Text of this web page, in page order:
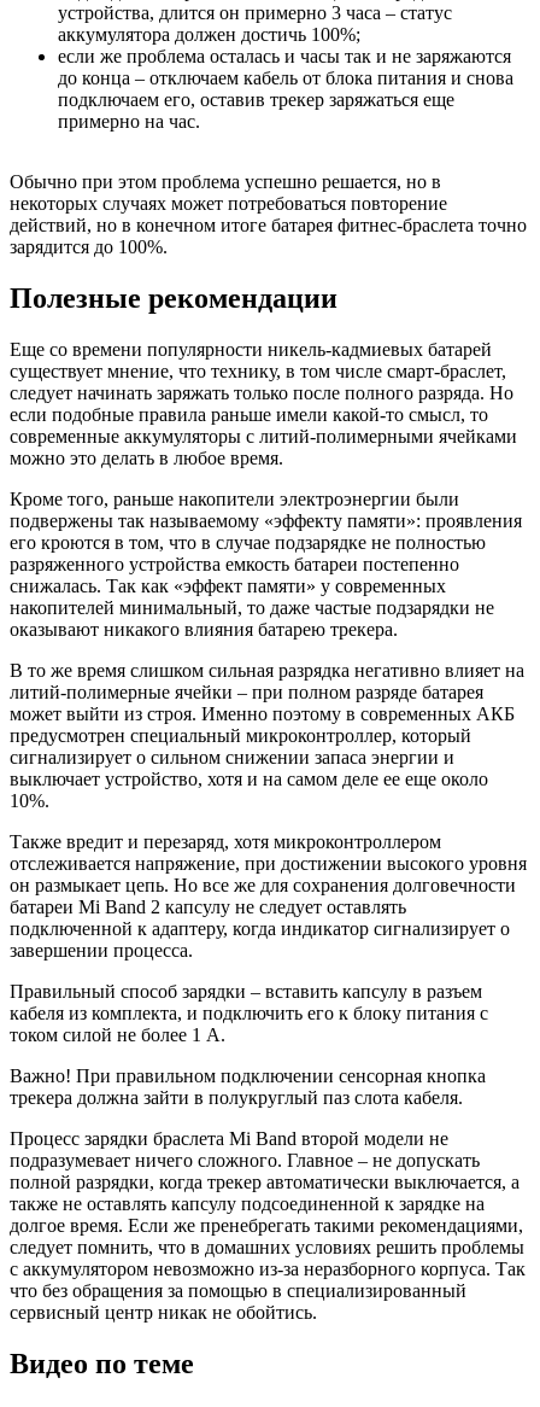
устройства, длится он примерно 3 часа – статус
аккумулятора должен достичь 100%;
если же проблема осталась и часы так и не заряжаются
до конца – отключаем кабель от блока питания и снова
подключаем его, оставив трекер заряжаться еще
примерно на час.
Обычно при этом проблема успешно решается, но в
некоторых случаях может потребоваться повторение
действий, но в конечном итоге батарея фитнес-браслета точно
зарядится до 100%.
Полезные рекомендации
Еще со времени популярности никель-кадмиевых батарей
существует мнение, что технику, в том числе смарт-браслет,
следует начинать заряжать только после полного разряда. Но
если подобные правила раньше имели какой-то смысл, то
современные аккумуляторы с литий-полимерными ячейками
можно это делать в любое время.
Кроме того, раньше накопители электроэнергии были
подвержены так называемому «эффекту памяти»: проявления
его кроются в том, что в случае подзарядке не полностью
разряженного устройства емкость батареи постепенно
снижалась. Так как «эффект памяти» у современных
накопителей минимальный, то даже частые подзарядки не
оказывают никакого влияния батарею трекера.
В то же время слишком сильная разрядка негативно влияет на
литий-полимерные ячейки – при полном разряде батарея
может выйти из строя. Именно поэтому в современных АКБ
предусмотрен специальный микроконтроллер, который
сигнализирует о сильном снижении запаса энергии и
выключает устройство, хотя и на самом деле ее еще около
10%.
Также вредит и перезаряд, хотя микроконтроллером
отслеживается напряжение, при достижении высокого уровня
он размыкает цепь. Но все же для сохранения долговечности
батареи Mi Band 2 капсулу не следует оставлять
подключенной к адаптеру, когда индикатор сигнализирует о
завершении процесса.
Правильный способ зарядки – вставить капсулу в разъем
кабеля из комплекта, и подключить его к блоку питания с
током силой не более 1 А.
Важно! При правильном подключении сенсорная кнопка
трекера должна зайти в полукруглый паз слота кабеля.
Процесс зарядки браслета Mi Band второй модели не
подразумевает ничего сложного. Главное – не допускать
полной разрядки, когда трекер автоматически выключается, а
также не оставлять капсулу подсоединенной к зарядке на
долгое время. Если же пренебрегать такими рекомендациями,
следует помнить, что в домашних условиях решить проблемы
с аккумулятором невозможно из-за неразборного корпуса. Так
что без обращения за помощью в специализированный
сервисный центр никак не обойтись.
Видео по теме